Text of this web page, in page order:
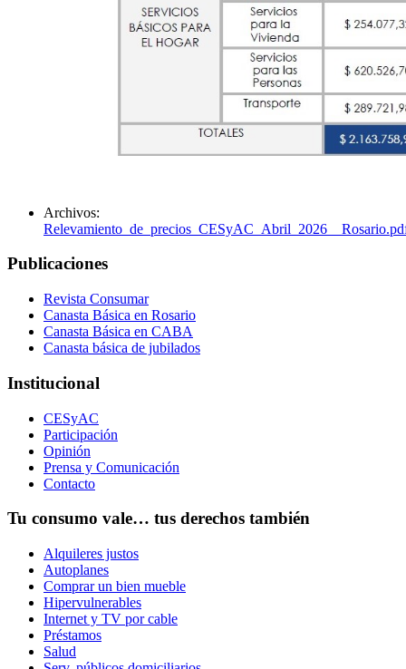
Archivos:
Publicaciones
Revista Consumar
Canasta Básica en Rosario
Canasta Básica en CABA
Canasta básica de jubilados
Institucional
CESyAC
Participación
Opinión
Prensa y Comunicación
Contacto
Tu consumo vale… tus derechos también
Alquileres justos
Autoplanes
Comprar un bien mueble
Hipervulnerables
Internet y TV por cable
Préstamos
Salud